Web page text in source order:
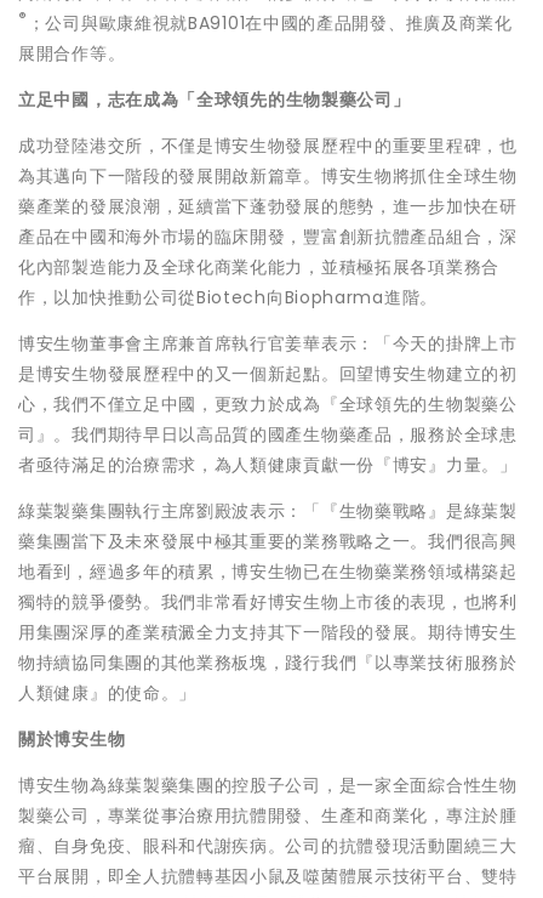
® ；公司與歐康維視就BA9101在中國的產品開發、推廣及商業化
展開合作等。
立足中國，志在成為「全球領先的生物製藥公司 」
成功登陸港交所，不僅是博安生物發展歷程中的重要里程碑，也
為其邁向下一階段的發展開啟新篇章。博安生物將抓住全球生物
藥產業的發展浪潮，延續當下蓬勃發展的態勢，進一步加快在研
產品在中國和海外市場的臨床開發，豐富創新抗體產品組合，深
化內部製造能力及全球化商業化能力，並積極拓展各項業務合
作，以加快推動公司從Biotech向Biopharma進階。
博安生物董事會主席兼首席執行官姜華表示：「今天的掛牌上市
是博安生物發展歷程中的又一個新起點。回望博安生物建立的初
心，我們不僅立足中國，更致力於成為『全球領先的生物製藥公
司』。我們期待早日以高品質的國產生物藥產品，服務於全球患
者亟待滿足的治療需求，為人類健康貢獻一份『博安』力量。」
綠葉製藥集團執行主席劉殿波表示：「『生物藥戰略』是綠葉製
藥集團當下及未來發展中極其重要的業務戰略之一。我們很高興
地看到，經過多年的積累，博安生物已在生物藥業務領域構築起
獨特的競爭優勢。我們非常看好博安生物上市後的表現，也將利
用集團深厚的產業積澱全力支持其下一階段的發展。期待博安生
物持續協同集團的其他業務板塊，踐行我們『以專業技術服務於
人類健康』的使命。」
關於博安生物
博安生物為綠葉製藥集團的控股子公司，是一家全面綜合性生物
製藥公司，專業從事治療用抗體開發、生產和商業化，專注於腫
瘤、自身免疫、眼科和代謝疾病。公司的抗體發現活動圍繞三大
平台展開，即全人抗體轉基因小鼠及噬菌體展示技術平台、雙特